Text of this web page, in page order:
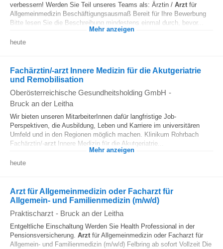
verbessern! Werden Sie Teil unseres Teams als: Ärztin / Arzt für
Allgemeinmedizin Beschäftigungsausmaß Bereit für Ihre Bewerbung
Bitte lesen Sie die Beschreibung mindestens einmal durch, bevor...
Mehr anzeigen
heute
Fachärztin/-arzt Innere Medizin für die Akutgeriatrie
und Remobilisation
Oberösterreichische Gesundheitsholding GmbH -
Bruck an der Leitha
Wir bieten unseren MitarbeiterInnen dafür langfristige Job-
Perspektiven, die Ausbildung, Leben und Karriere im universitären
Umfeld und in den Regionen möglich machen. Klinikum Rohrbach
Fachärztin/-arzt Innere Medizin für die Akutgeriatrie...
Mehr anzeigen
heute
Arzt für Allgemeinmedizin oder Facharzt für
Allgemein- und Familienmedizin (m/w/d)
Praktischarzt - Bruck an der Leitha
Entgeltliche Einschaltung Werden Sie Health Professional in der
Pensionsversicherung. Arzt für Allgemeinmedizin oder Facharzt für
Allgemein- und Familienmedizin (m/w/d) Felbring ab sofort Vollzeit Die